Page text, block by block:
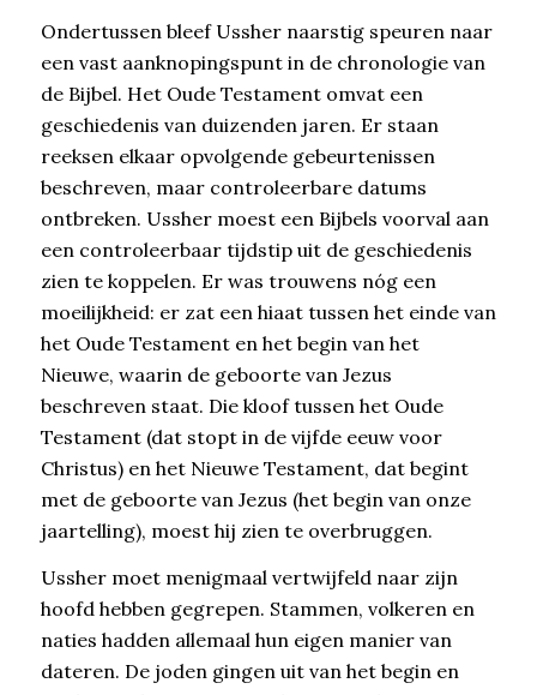
Ondertussen bleef Ussher naarstig speuren naar
een vast aanknopingspunt in de chronologie van
de Bijbel. Het Oude Testament omvat een
geschiedenis van duizenden jaren. Er staan
reeksen elkaar opvolgende gebeurtenissen
beschreven, maar controleerbare datums
ontbreken. Ussher moest een Bijbels voorval aan
een controleerbaar tijdstip uit de geschiedenis
zien te koppelen. Er was trouwens nóg een
moeilijkheid: er zat een hiaat tussen het einde van
het Oude Testament en het begin van het
Nieuwe, waarin de geboorte van Jezus
beschreven staat. Die kloof tussen het Oude
Testament (dat stopt in de vijfde eeuw voor
Christus) en het Nieuwe Testament, dat begint
met de geboorte van Jezus (het begin van onze
jaartelling), moest hij zien te overbruggen.
Ussher moet menigmaal vertwijfeld naar zijn
hoofd hebben gegrepen. Stammen, volkeren en
naties hadden allemaal hun eigen manier van
dateren. De joden gingen uit van het begin en